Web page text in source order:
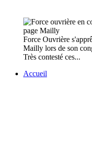
Force Ouvrière
Mailly lors de son
Très contesté ces...
Accueil